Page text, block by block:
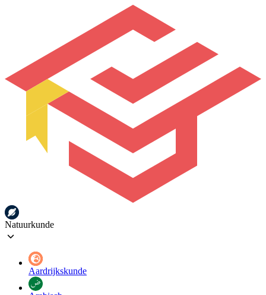
Natuurkunde
Aardrijkskunde